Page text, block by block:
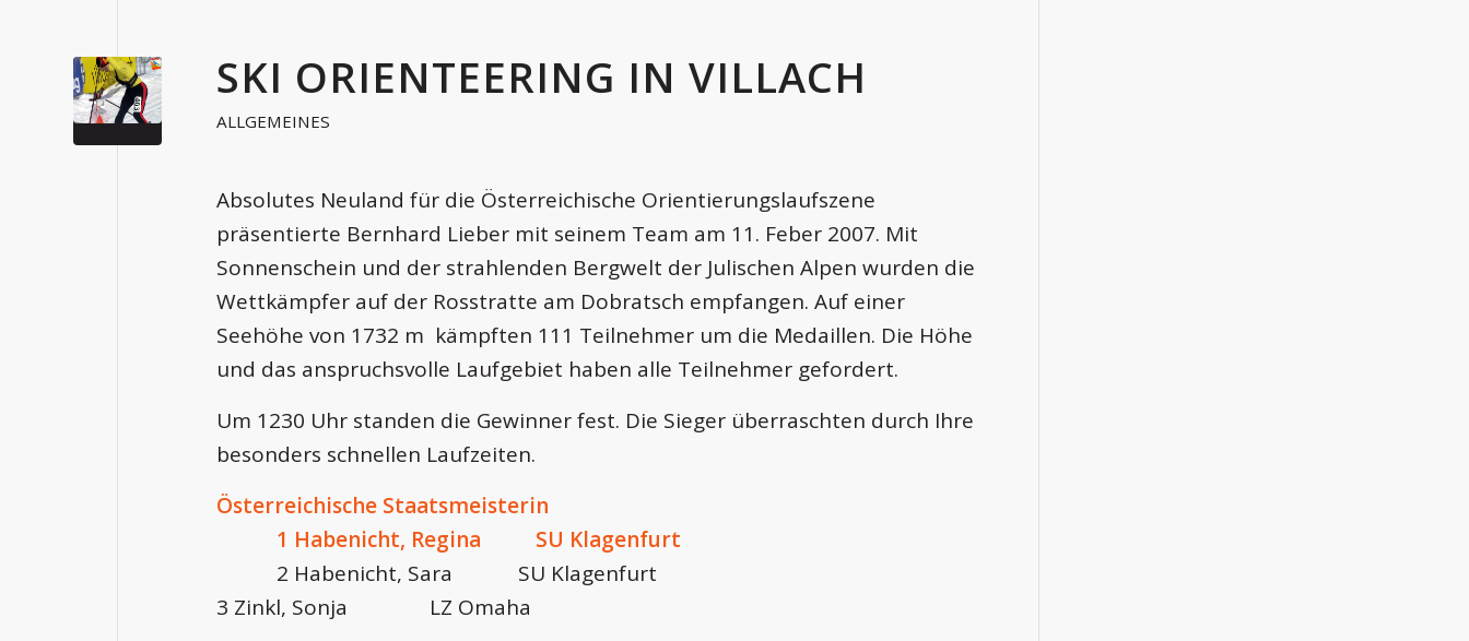
SKI ORIENTEERING IN VILLACH
ALLGEMEINES
Absolutes Neuland für die Österreichische Orientierungslaufszene
präsentierte Bernhard Lieber mit seinem Team am 11. Feber 2007. Mit
Sonnenschein und der strahlenden Bergwelt der Julischen Alpen wurden die
Wettkämpfer auf der Rosstratte am Dobratsch empfangen. Auf einer
Seehöhe von 1732 m kämpften 111 Teilnehmer um die Medaillen. Die Höhe
und das anspruchsvolle Laufgebiet haben alle Teilnehmer gefordert.
Um 1230 Uhr standen die Gewinner fest. Die Sieger überraschten durch Ihre
besonders schnellen Laufzeiten.
Österreichische Staatsmeisterin
1 Habenicht, Regina SU Klagenfurt
2 Habenicht, Sara SU Klagenfurt
3 Zinkl, Sonja LZ Omaha